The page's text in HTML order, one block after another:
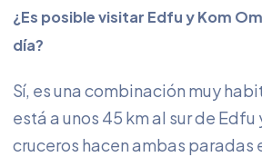
¿Es posible visitar Edfu y Kom
día?
Sí, es una combinación muy
está a unos 45 km al sur de Edfu
cruceros hacen ambas paradas